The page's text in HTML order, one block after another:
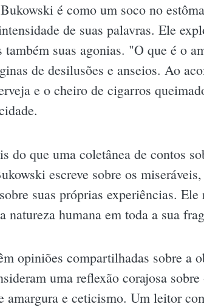
é como um soco no
de suas palavras. Ele
suas agonias. "O que é o
de desilusões e anseios. Ao
e o cheiro de cigarros
do que uma coletânea de contos
escreve sobre os
suas próprias experiências.
natureza humana em toda a sua
opiniões compartilhadas sobre a
uma reflexão corajosa
amargura e ceticismo. Um leitor